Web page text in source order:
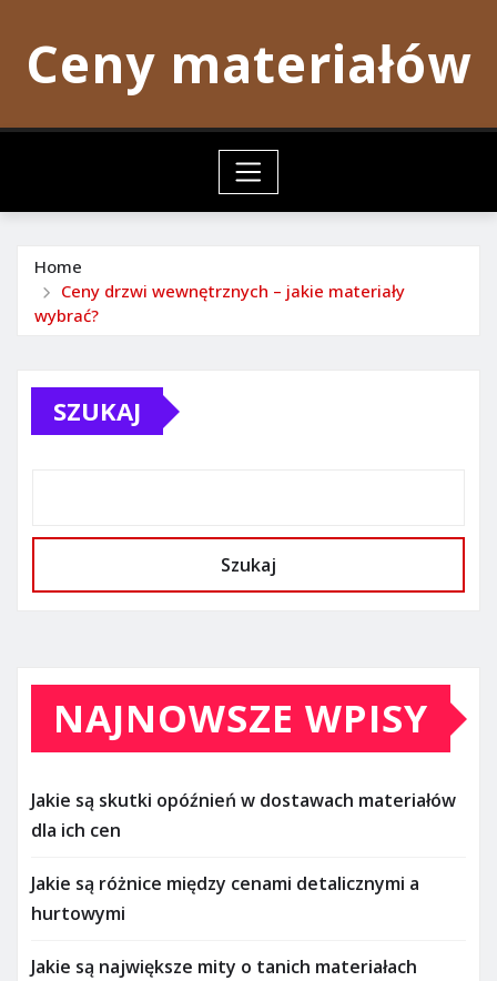
contentCeny materiałów
Home
Ceny drzwi wewnętrznych – jakie materiały
wybrać?
SZUKAJ
Szukaj
NAJNOWSZE WPISY
Jakie są skutki opóźnień w dostawach materiałów
dla ich cen
Jakie są różnice między cenami detalicznymi a
hurtowymi
Jakie są największe mity o tanich materiałach